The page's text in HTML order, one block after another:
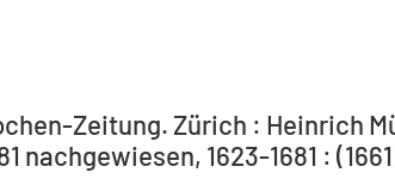
Zeitung. Zürich : Heinrich
nachgewiesen, 1623-1681 :